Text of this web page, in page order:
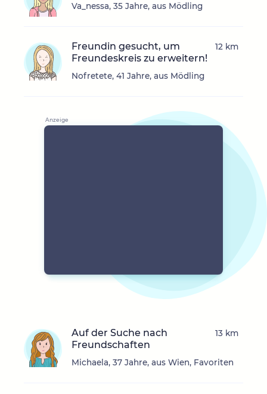
Va_nessa, 35 Jahre, aus Mödling
Freundin gesucht, um
Freundeskreis zu erweitern!
Nofretete, 41 Jahre, aus Mödling
12 km
Auf der Suche nach
Freundschaften
Michaela, 37 Jahre, aus Wien, Favoriten
13 km